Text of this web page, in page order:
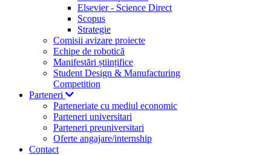
Elsevier - Science Direct
Scopus
Strategie
Comisii avizare proiecte
Echipe de robotică
Manifestări științifice
Student Design & Manufacturing
Competition
Parteneri
Parteneriate cu mediul economic
Parteneri universitari
Parteneri preuniversitari
Oferte angajare/internship
Contact